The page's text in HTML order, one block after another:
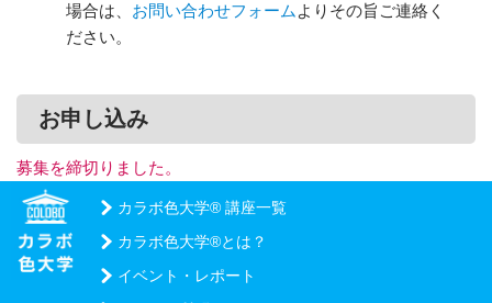
場合は、 お問い合わせフォーム よりその旨ご連絡く
ださい。
お申し込み
募集を締切りました。
カラボ色大学® 講座一覧
カラボ色大学®とは？
イベント・レポート